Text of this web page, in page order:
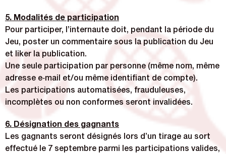
5. Modalités de participation
Pour participer, l’internaute doit, pendant la période du
Jeu, poster un commentaire sous la publication du Jeu
et liker la publication.
Une seule participation par personne (même nom, même
adresse e‑mail et/ou même identifiant de compte).
Les participations automatisées, frauduleuses,
incomplètes ou non conformes seront invalidées.
6. Désignation des gagnants
Les gagnants seront désignés lors d’un tirage au sort
effectué le 7 septembre parmi les participations valides,